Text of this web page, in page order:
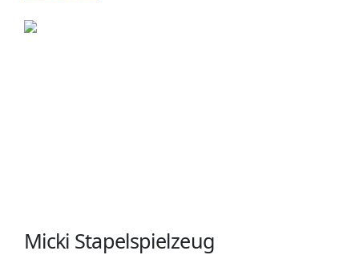
Micki Stapelspielzeug